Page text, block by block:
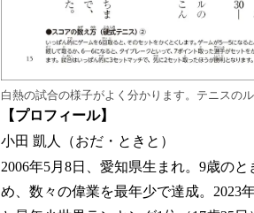
白熱の試合の様子がよく分かります。テニスの
【プロフィール】
小田 凱人（おだ・ときと）
2006年5月8日、愛知県生まれ。9歳の
め、数々の偉業を最年少で達成。2023